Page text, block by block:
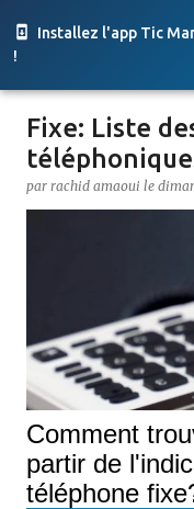
Installez l'app Tic
!
Fixe: Liste
par rachid amaoui le
Comment
partir de
téléphone